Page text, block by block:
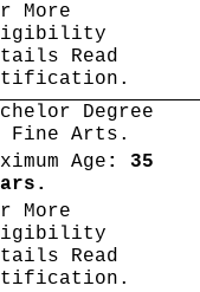
More
Read
Degree
Fine Arts.
Age : 35
More
Read